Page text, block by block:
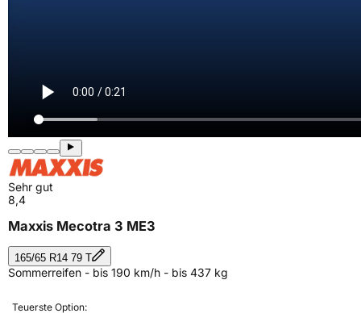
Sehr gut
8,4
Maxxis Mecotra 3 ME3
165/65 R14 79 T
Sommerreifen - bis 190 km/h - bis 437 kg
Teuerste Option: